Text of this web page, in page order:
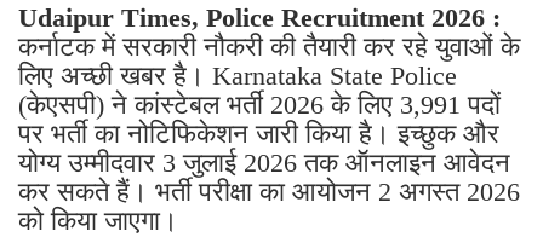
Udaipur Times, Police Recruitment 2026 :
कर्नाटक में सरकारी नौकरी की तैयारी कर रहे युवाओं के
लिए अच्छी खबर है। Karnataka State Police
(केएसपी) ने कांस्टेबल भर्ती 2026 के लिए 3,991 पदों
पर भर्ती का नोटिफिकेशन जारी किया है। इच्छुक और
योग्य उम्मीदवार 3 जुलाई 2026 तक ऑनलाइन आवेदन
कर सकते हैं। भर्ती परीक्षा का आयोजन 2 अगस्त 2026
को किया जाएगा।